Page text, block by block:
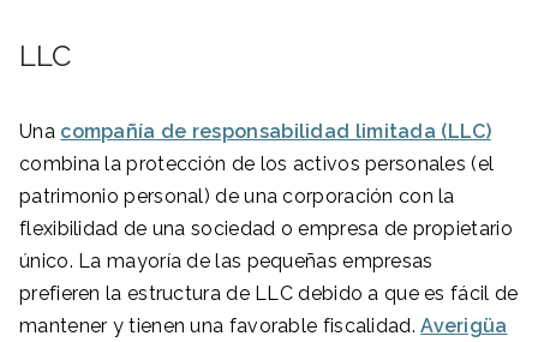
LLC
Una compañía de responsabilidad limitada (LLC)
combina la protección de los activos personales (el
patrimonio personal) de una corporación con la
flexibilidad de una sociedad o empresa de propietario
único. La mayoría de las pequeñas empresas
prefieren la estructura de LLC debido a que es fácil de
mantener y tienen una favorable fiscalidad.Averigüa